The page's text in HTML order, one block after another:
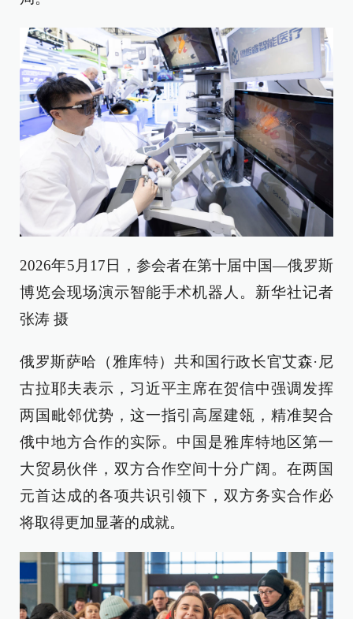
2026年5月17日，参会者在第十届中国—俄罗斯
博览会现场演示智能手术机器人。新华社记者
张涛 摄
俄罗斯萨哈（雅库特）共和国行政长官艾森·尼
古拉耶夫表示，习近平主席在贺信中强调发挥
两国毗邻优势，这一指引高屋建瓴，精准契合
俄中地方合作的实际。中国是雅库特地区第一
大贸易伙伴，双方合作空间十分广阔。在两国
元首达成的各项共识引领下，双方务实合作必
将取得更加显著的成就。